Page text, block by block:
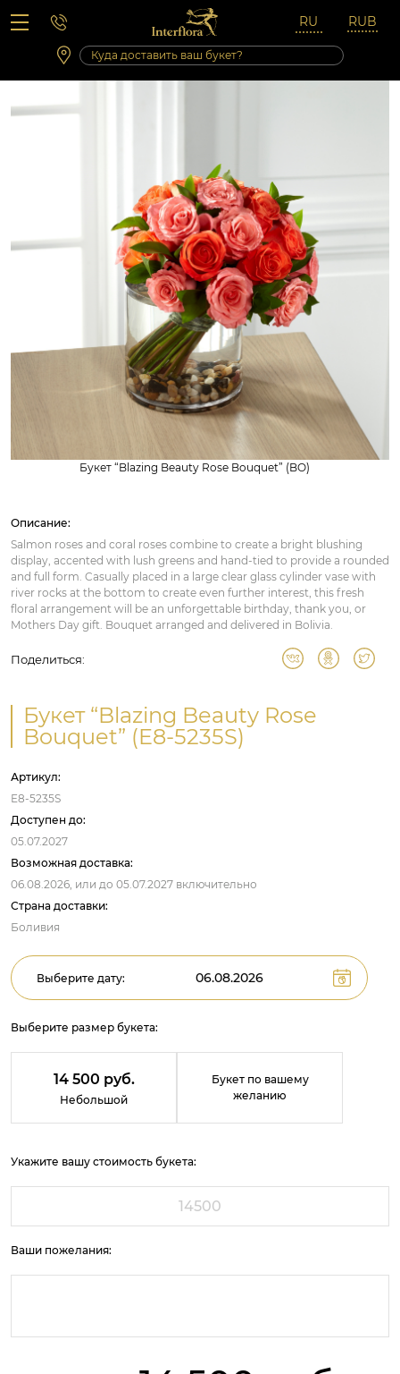
Вопросы-ответы
Сб 10:00 ‐ 14:00
Выходные и праздничные дни
Букет “Blazing Beauty Rose Bouquet” (BO)
Описание:
Salmon roses and coral roses combine to create a bright blushing
display, accented with lush greens and hand-tied to provide a rounded
and full form. Casually placed in a large clear glass cylinder vase with
river rocks at the bottom to create even further interest, this fresh
floral arrangement will be an unforgettable birthday, thank you, or
Mothers Day gift. Bouquet arranged and delivered in Bolivia.
Поделиться:
Букет “Blazing Beauty Rose
Bouquet” (E8-5235S)
Артикул:
E8-5235S
Доступен до:
05.07.2027
Возможная доставка:
06.08.2026, или до 05.07.2027 включительно
Страна доставки:
Боливия
Выберите дату:
Выберите размер букета:
14 500 руб.
Небольшой
Букет по вашему
желанию
Укажите вашу стоимость букета:
Ваши пожелания: